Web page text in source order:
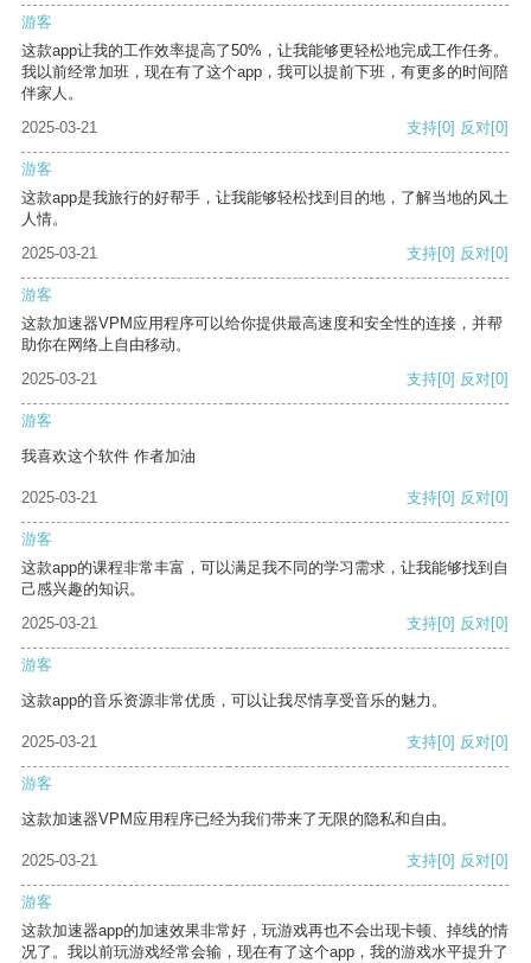
游客
这款app让我的工作效率提高了50%，让我能够更轻松地完成工作任务。
我以前经常加班，现在有了这个app，我可以提前下班，有更多的时间陪
伴家人。
2025-03-21
支持[0] 反对[0]
游客
这款app是我旅行的好帮手，让我能够轻松找到目的地，了解当地的风土
人情。
2025-03-21
支持[0] 反对[0]
游客
这款加速器VPM应用程序可以给你提供最高速度和安全性的连接，并帮
助你在网络上自由移动。
2025-03-21
支持[0] 反对[0]
游客
我喜欢这个软件 作者加油
2025-03-21 支持[0] 反对[0]
游客
这款app的课程非常丰富，可以满足我不同的学习需求，让我能够找到自
己感兴趣的知识。
2025-03-21
支持[0] 反对[0]
游客
这款app的音乐资源非常优质，可以让我尽情享受音乐的魅力。
2025-03-21 支持[0] 反对[0]
游客
这款加速器VPM应用程序已经为我们带来了无限的隐私和自由。
2025-03-21 支持[0] 反对[0]
游客
这款加速器app的加速效果非常好，玩游戏再也不会出现卡顿、掉线的情
况了。我以前玩游戏经常会输，现在有了这个app，我的游戏水平提升了